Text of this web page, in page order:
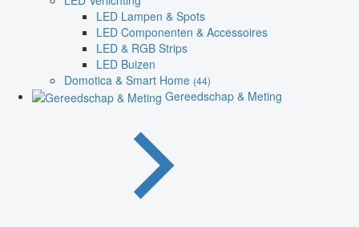
LED Lampen & Spots
LED Componenten & Accessoires
LED & RGB Strips
LED Buizen
Domotica & Smart Home (44)
Gereedschap & Meting